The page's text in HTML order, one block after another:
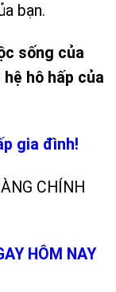
bạn.
sống của
hệ hô hấp của
gia đình!
CHÍNH
HÔM NAY